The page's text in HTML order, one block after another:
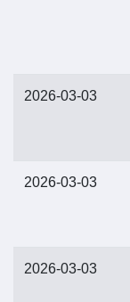
2026-03-03
2026-03-03
2026-03-03